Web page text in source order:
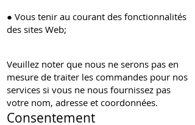
● Vous tenir au courant des fonctionnalités
des sites Web;
Veuillez noter que nous ne serons pas en
mesure de traiter les commandes pour nos
services si vous ne nous fournissez pas
votre nom, adresse et coordonnées.
Consentement